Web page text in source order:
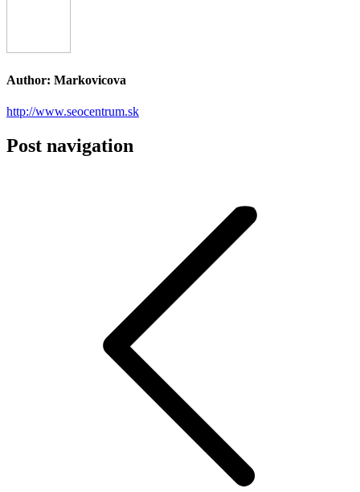
Author: Markovicova
http://www.seocentrum.sk
Post navigation